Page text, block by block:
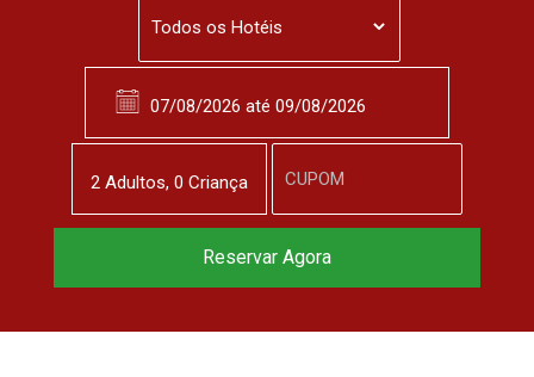
2 Adultos, 0 Criança
Reserve agora, com
Reservar Agora